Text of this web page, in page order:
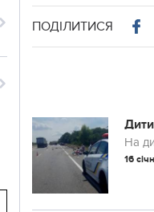
ПОДІЛИТИСЯ
На
16